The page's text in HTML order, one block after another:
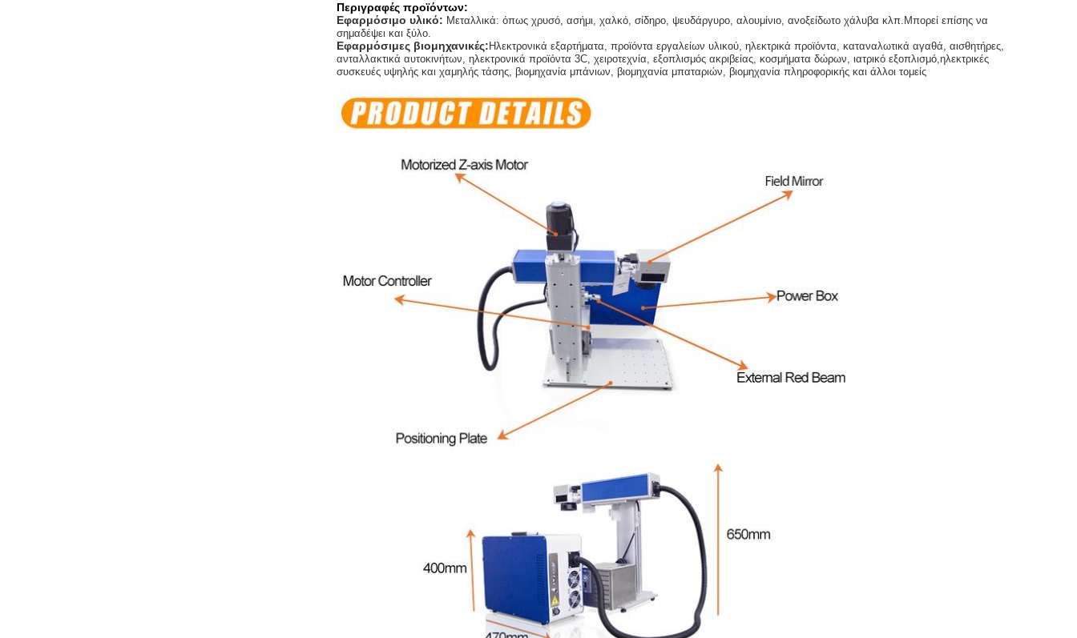
Περιγραφές προϊόντων:
Εφαρμόσιμο υλικό: Μεταλλικά: όπως χρυσό, ασήμι, χαλκό, σίδηρο, ψευδάργυρο, αλουμίνιο, ανοξείδωτο χάλυβα κλπ.Μπορεί επίσης να
σημαδέψει και ξύλο.
Εφαρμόσιμες βιομηχανικές: Ηλεκτρονικά εξαρτήματα, προϊόντα εργαλείων υλικού, ηλεκτρικά προϊόντα, καταναλωτικά αγαθά, αισθητήρες,
ανταλλακτικά αυτοκινήτων, ηλεκτρονικά προϊόντα 3C, χειροτεχνία, εξοπλισμός ακριβείας, κοσμήματα δώρων, ιατρικό εξοπλισμό,ηλεκτρικές
συσκευές υψηλής και χαμηλής τάσης, βιομηχανία μπάνιων, βιομηχανία μπαταριών, βιομηχανία πληροφορικής και άλλοι τομείς